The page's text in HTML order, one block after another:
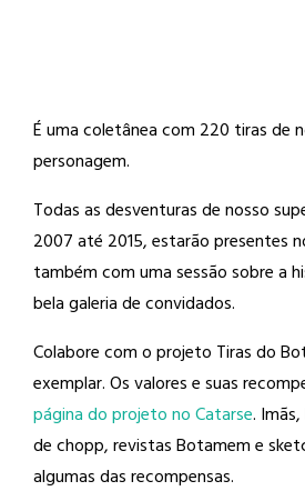
É uma coletânea com 220 tiras de
personagem.
Todas as desventuras de nosso
2007 até 2015, estarão presentes
também com uma sessão sobre a
bela galeria de convidados.
Colabore com o projeto Tiras do
exemplar. Os valores e suas
página do projeto no Catarse.
de chopp, revistas Botamem e
algumas das recompensas.